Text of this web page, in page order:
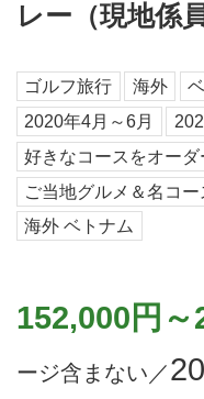
レー（現地係
ゴルフ旅行 海外
2020年4月～6月
好きなコースをオーダ
ご当地グルメ＆名コー
海外 ベトナム
152,000円～
ージ含まない／